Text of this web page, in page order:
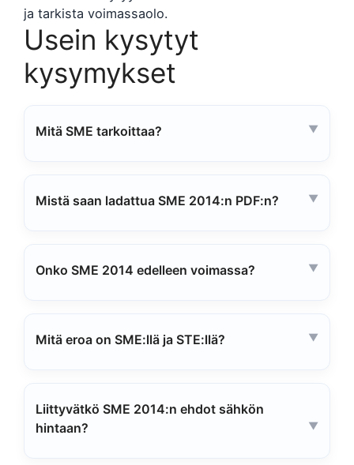
ja tarkista voimassaolo.
Usein kysytyt
kysymykset
Mitä SME tarkoittaa?
Mistä saan ladattua SME 2014:n PDF:n?
Onko SME 2014 edelleen voimassa?
Mitä eroa on SME:llä ja STE:llä?
Liittyvätkö SME 2014:n ehdot sähkön
hintaan?